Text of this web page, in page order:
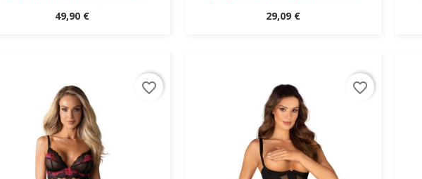
Prix
49,90 € Prix
29,09 €
favorite_border favorite_border